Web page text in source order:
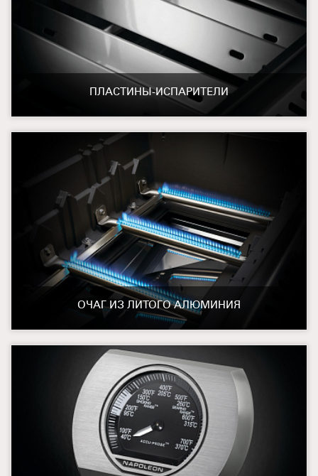
ПЛАСТИНЫ-ИСПАРИТЕЛИ
ОЧАГ ИЗ ЛИТОГО АЛЮМИНИЯ